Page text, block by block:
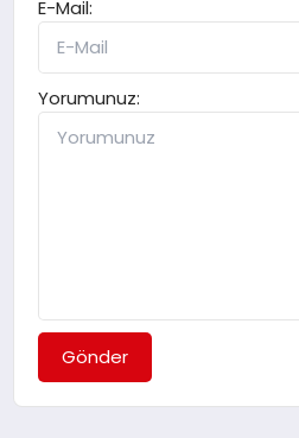
E-Mail:
Yorumunuz:
Gönder